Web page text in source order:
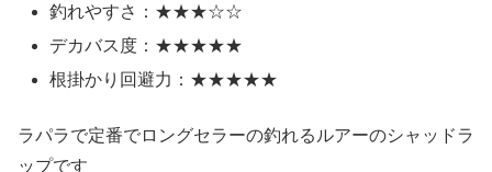
釣れやすさ：★★★☆☆
デカバス度：★★★★★
根掛かり回避力：★★★★★
ラパラで定番でロングセラーの釣れるルアーのシャッドラ
ップです